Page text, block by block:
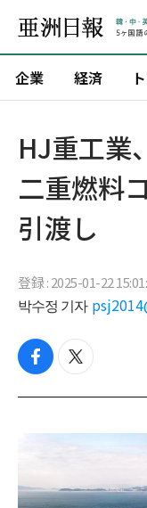
企業 経済
HJ重工業
二重燃料
引渡し
登録 : 2025-01-22
박수정 기자
f
c
b
t
i
t